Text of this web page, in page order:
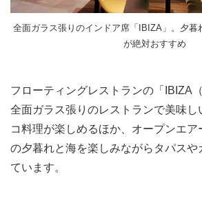
全面ガラス張りのインドア席「IBIZA」。夕暮
が絶対おすすめ
フローティングレストランの「IBIZA
全面ガラス張りのレストランで美味し
コ料理が楽しめるほか、オープンエア
の夕暮れと海を楽しみながらタパスや
ています。